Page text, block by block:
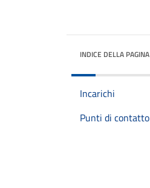
INDICE DELLA PAGINA
Incarichi
Punti di contatto